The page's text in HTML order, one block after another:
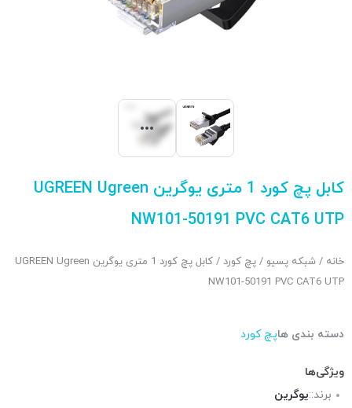
کابل پچ کورد 1 متری یوگرین UGREEN Ugreen
NW101-50191 PVC CAT6 UTP
خانه / شبکه پسیو / پچ کورد
/ کابل پچ کورد 1 متری یوگرین UGREEN Ugreen
NW101-50191 PVC CAT6 UTP
دسته بندی هاپچ کورد
ویژگی‌ها
برند::یوگرین